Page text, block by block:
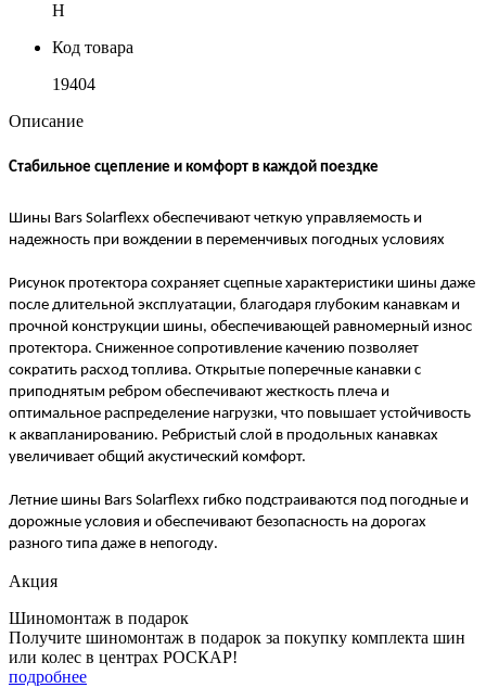
H
Код товара
19404
Описание
Стабильное сцепление и комфорт в каждой поездке
Шины Bars Solarflexx обеспечивают четкую управляемость и
надежность при вождении в переменчивых погодных условиях
Рисунок протектора сохраняет сцепные характеристики шины даже
после длительной эксплуатации, благодаря глубоким канавкам и
прочной конструкции шины, обеспечивающей равномерный износ
протектора. Сниженное сопротивление качению позволяет
сократить расход топлива. Открытые поперечные канавки с
приподнятым ребром обеспечивают жесткость плеча и
оптимальное распределение нагрузки, что повышает устойчивость
к аквапланированию. Ребристый слой в продольных канавках
увеличивает общий акустический комфорт.
Летние шины Bars Solarflexx гибко подстраиваются под погодные и
дорожные условия и обеспечивают безопасность на дорогах
разного типа даже в непогоду.
Акция
Шиномонтаж в подарок
Получите шиномонтаж в подарок за покупку комплекта шин
или колес в центрах РОСКАР!
подробнее